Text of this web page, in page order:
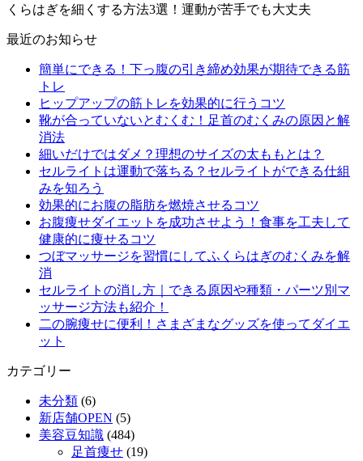
くらはぎを細くする方法3選！運動が苦手でも大丈夫
最近のお知らせ
簡単にできる！下っ腹の引き締め効果が期待できる筋
トレ
ヒップアップの筋トレを効果的に行うコツ
靴が合っていないとむくむ！足首のむくみの原因と解
消法
細いだけではダメ？理想のサイズの太ももとは？
セルライトは運動で落ちる？セルライトができる仕組
みを知ろう
効果的にお腹の脂肪を燃焼させるコツ
お腹痩せダイエットを成功させよう！食事を工夫して
健康的に痩せるコツ
つぼマッサージを習慣にしてふくらはぎのむくみを解
消
セルライトの消し方｜できる原因や種類・パーツ別マ
ッサージ方法も紹介！
二の腕痩せに便利！さまざまなグッズを使ってダイエ
ット
カテゴリー
未分類 (6)
新店舗OPEN (5)
美容豆知識 (484)
足首痩せ (19)